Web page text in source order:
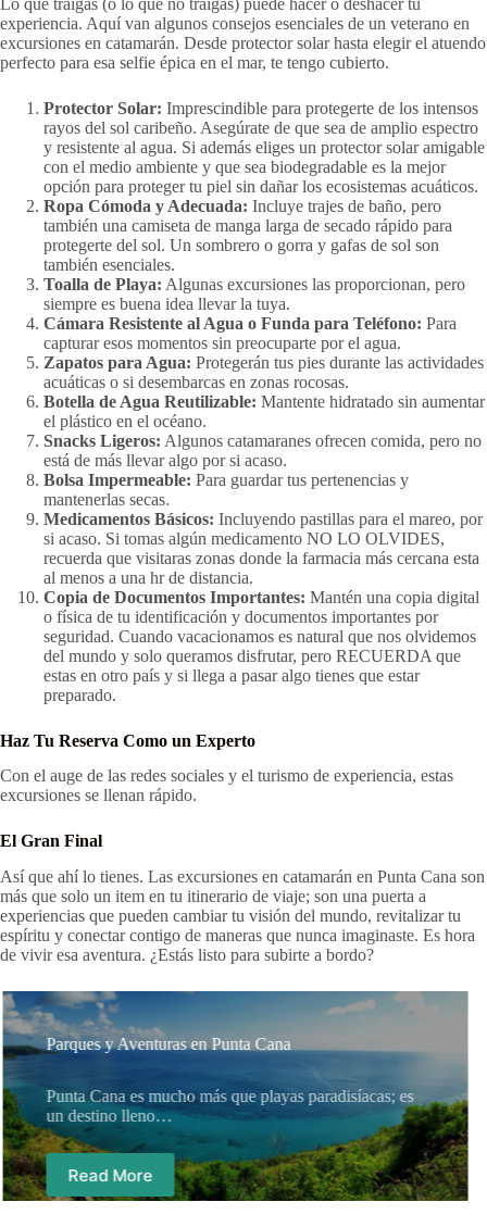
experiencia. Aquí van algunos consejos esenciales de un veterano en
excursiones en catamarán. Desde protector solar hasta elegir el atuendo
perfecto para esa selfie épica en el mar, te tengo cubierto.
Protector Solar: Imprescindible para protegerte de los intensos
rayos del sol caribeño. Asegúrate de que sea de amplio espectro
y resistente al agua. Si además eliges un protector solar amigable
con el medio ambiente y que sea biodegradable es la mejor
opción para proteger tu piel sin dañar los ecosistemas acuáticos.
Ropa Cómoda y Adecuada: Incluye trajes de baño, pero
también una camiseta de manga larga de secado rápido para
protegerte del sol. Un sombrero o gorra y gafas de sol son
también esenciales.
Toalla de Playa: Algunas excursiones las proporcionan, pero
siempre es buena idea llevar la tuya.
Cámara Resistente al Agua o Funda para Teléfono: Para
capturar esos momentos sin preocuparte por el agua.
Zapatos para Agua: Protegerán tus pies durante las actividades
acuáticas o si desembarcas en zonas rocosas.
Botella de Agua Reutilizable: Mantente hidratado sin aumentar
el plástico en el océano.
Snacks Ligeros: Algunos catamaranes ofrecen comida, pero no
está de más llevar algo por si acaso.
Bolsa Impermeable: Para guardar tus pertenencias y
mantenerlas secas.
Medicamentos Básicos: Incluyendo pastillas para el mareo, por
si acaso. Si tomas algún medicamento NO LO OLVIDES,
recuerda que visitaras zonas donde la farmacia más cercana esta
al menos a una hr de distancia.
Copia de Documentos Importantes: Mantén una copia digital
o física de tu identificación y documentos importantes por
seguridad. Cuando vacacionamos es natural que nos olvidemos
del mundo y solo queramos disfrutar, pero RECUERDA que
estas en otro país y si llega a pasar algo tienes que estar
preparado.
Haz Tu Reserva Como un Experto
Con el auge de las redes sociales y el turismo de experiencia, estas
excursiones se llenan rápido.
El Gran Final
Así que ahí lo tienes. Las excursiones en catamarán en Punta Cana son
más que solo un item en tu itinerario de viaje; son una puerta a
experiencias que pueden cambiar tu visión del mundo, revitalizar tu
espíritu y conectar contigo de maneras que nunca imaginaste. Es hora
de vivir esa aventura. ¿Estás listo para subirte a bordo?
Parques y Aventuras en Punta Cana
Punta Cana es mucho más que playas paradisíacas; es
un destino lleno…
Read More